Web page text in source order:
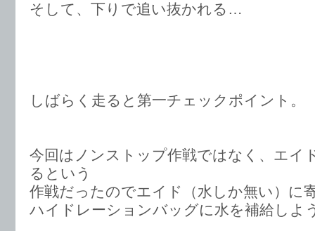
そして、下りで追い抜かれる…
しばらく走ると第一チェックポイント。
今回はノンストップ作戦ではなく、エイ
るという
作戦だったのでエイド（水しか無い）に
ハイドレーションバッグに水を補給し